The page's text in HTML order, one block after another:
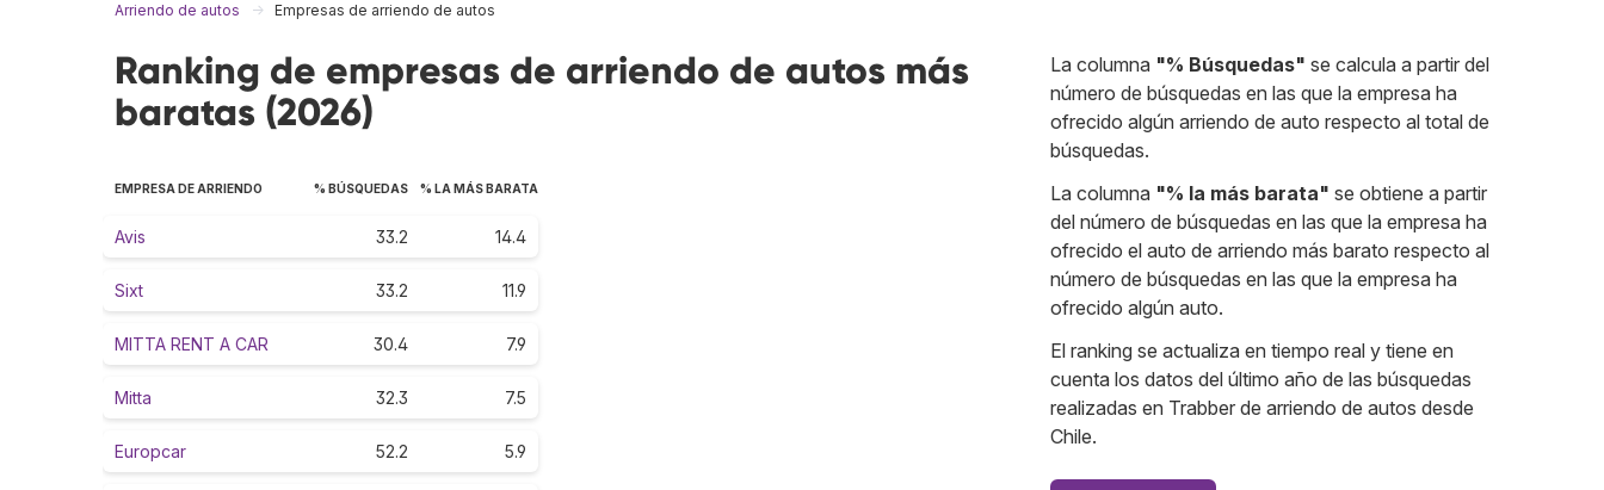
Arriendo de autos Empresas de arriendo de autos
Ranking de empresas de arriendo de autos más
baratas (2026)
EMPRESA DE ARRIENDO % BÚSQUEDAS % LA MÁS BARATA
Avis 33.2 14.4
Sixt 33.2 11.9
MITTA RENT A CAR 30.4 7.9
Mitta 32.3 7.5
Europcar 52.2 5.9
La columna "% Búsquedas" se calcula a partir del
número de búsquedas en las que la empresa ha
ofrecido algún arriendo de auto respecto al total de
búsquedas.
La columna "% la más barata" se obtiene a partir
del número de búsquedas en las que la empresa ha
ofrecido el auto de arriendo más barato respecto al
número de búsquedas en las que la empresa ha
ofrecido algún auto.
El ranking se actualiza en tiempo real y tiene en
cuenta los datos del último año de las búsquedas
realizadas en Trabber de arriendo de autos desde
Chile.